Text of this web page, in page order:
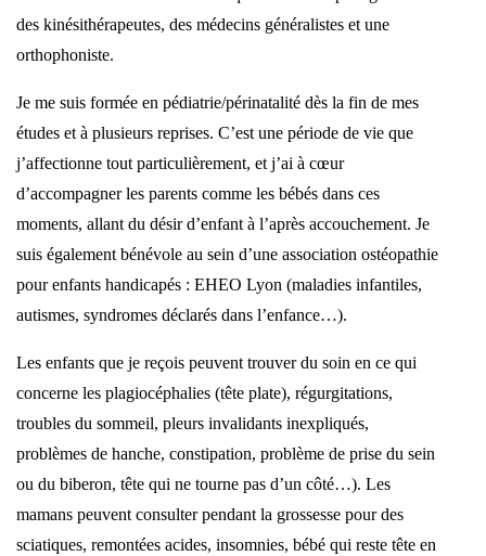
des kinésithérapeutes, des médecins généralistes et une
orthophoniste.
Je me suis formée en pédiatrie/périnatalité dès la fin de mes
études et à plusieurs reprises. C’est une période de vie que
j’affectionne tout particulièrement, et j’ai à cœur
d’accompagner les parents comme les bébés dans ces
moments, allant du désir d’enfant à l’après accouchement. Je
suis également bénévole au sein d’une association ostéopathie
pour enfants handicapés : EHEO Lyon (maladies infantiles,
autismes, syndromes déclarés dans l’enfance…).
Les enfants que je reçois peuvent trouver du soin en ce qui
concerne les plagiocéphalies (tête plate), régurgitations,
troubles du sommeil, pleurs invalidants inexpliqués,
problèmes de hanche, constipation, problème de prise du sein
ou du biberon, tête qui ne tourne pas d’un côté…). Les
mamans peuvent consulter pendant la grossesse pour des
sciatiques, remontées acides, insomnies, bébé qui reste tête en